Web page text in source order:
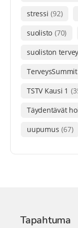
stressi (92)
suolisto (70)
suoliston
TerveysSummit
TSTV Kausi 1
Täydentävät
uupumus (67)
Tapahtuma